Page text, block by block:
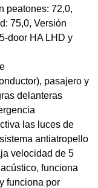
peatones: 72,0,
75,0, Versión
door HA LHD y
pasajero y
delanteras
las luces de
antiatropello
velocidad de 5
funciona
funciona por